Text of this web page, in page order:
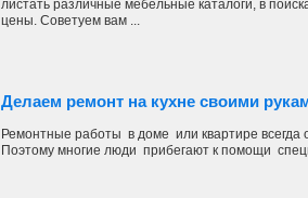
листать различные мебельные каталоги, в
цены. Советуем вам ...
Делаем ремонт на кухне своими
Ремонтные работы в доме или квартире всегда
Поэтому многие люди прибегают к помощи